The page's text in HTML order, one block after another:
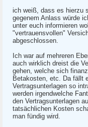
ich weiß, dass es hierzu
gegenem Anlass würde
unter euch informieren
"vertrauensvollen"
abgeschlossen.
Ich war auf mehreren
auch wirklich dreist die
gehen, welche sich
Betakosten, etc. Da fällt
Vertragsunterlagen so
werden irgendwelche
den Vertragsunterlagen
tatsächlichen Kosten
man fündig wird.